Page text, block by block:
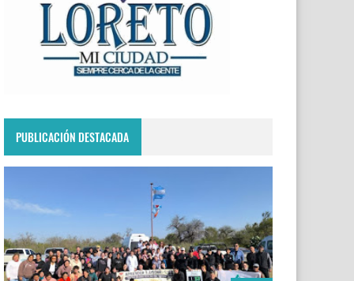
PUBLICACIÓN DESTACADA